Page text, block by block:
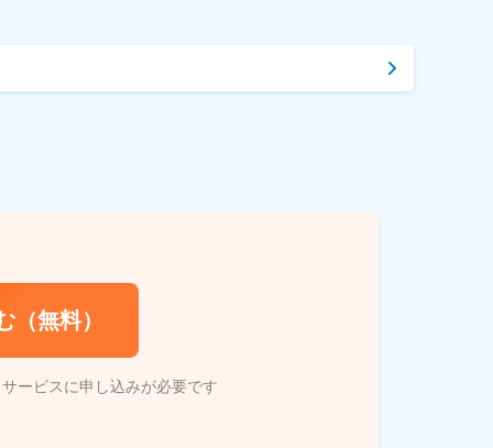
無料）
ービスに申し込みが必要です